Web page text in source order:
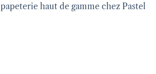
papeterie haut de gamme chez Pastel